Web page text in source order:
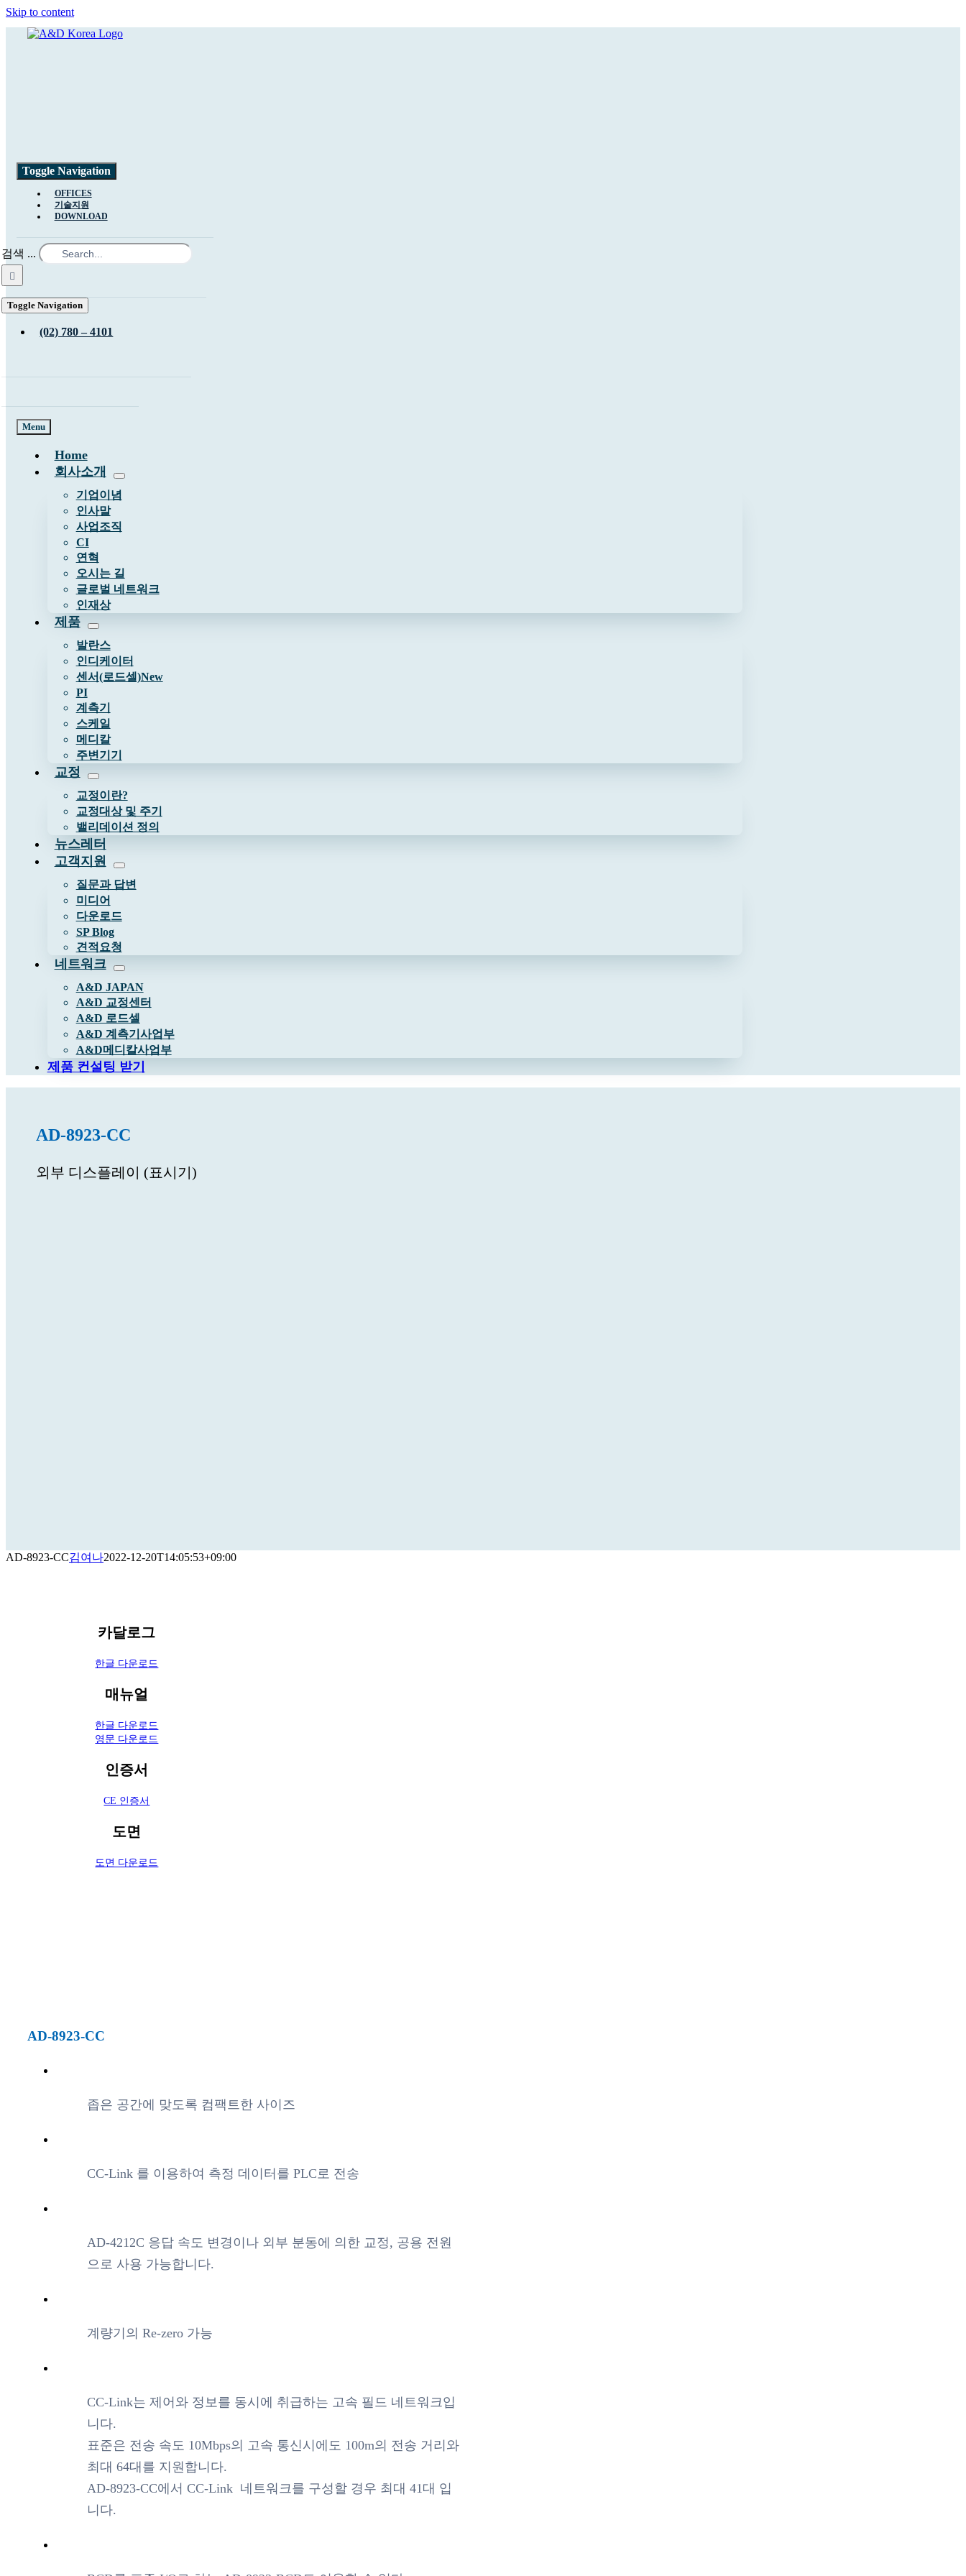
Skip to content
Toggle Navigation
OFFICES
기술지원
DOWNLOAD
검색 ...
Toggle Navigation
(02) 780 – 4101
Menu
Home
회사소개
기업이념
인사말
사업조직
CI
연혁
오시는 길
글로벌 네트워크
인재상
제품
발란스
인디케이터
센서(로드셀)New
PI
계측기
스케일
메디칼
주변기기
교정
교정이란?
교정대상 및 주기
밸리데이션 정의
뉴스레터
고객지원
질문과 답변
미디어
다운로드
SP Blog
견적요청
네트워크
A&D JAPAN
A&D 교정센터
A&D 로드셀
A&D 계측기사업부
A&D메디칼사업부
제품 컨설팅 받기
AD-8923-CC
외부 디스플레이 (표시기)
AD-8923-CC김여나2022-12-20T14:05:53+09:00
카달로그
한글 다운로드
매뉴얼
한글 다운로드
영문 다운로드
인증서
CE 인증서
도면
도면 다운로드
AD-8923-CC
좁은 공간에 맞도록 컴팩트한 사이즈
CC-Link 를 이용하여 측정 데이터를 PLC로 전송
AD-4212C 응답 속도 변경이나 외부 분동에 의한 교정, 공용 전원
으로 사용 가능합니다.
계량기의 Re-zero 가능
CC-Link는 제어와 정보를 동시에 취급하는 고속 필드 네트워크입
니다.
표준은 전송 속도 10Mbps의 고속 통신시에도 100m의 전송 거리와
최대 64대를 지원합니다.
AD-8923-CC에서 CC-Link 네트워크를 구성할 경우 최대 41대 입
니다.